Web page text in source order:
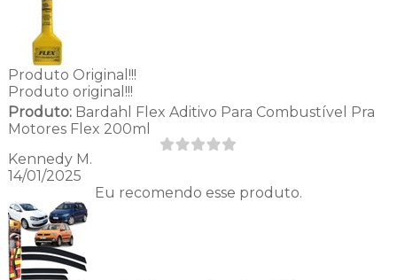
Produto Original!!!
Produto original!!!
Produto:Bardahl Flex Aditivo Para Combustível Pra
Motores Flex 200ml
Kennedy M.
14/01/2025
Eu recomendo esse produto.